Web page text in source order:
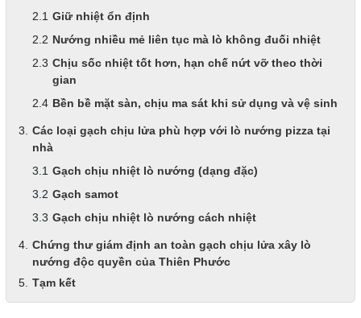
Giữ nhiệt ổn định
Nướng nhiều mẻ liên tục mà lò không đuối nhiệt
Chịu sốc nhiệt tốt hơn, hạn chế nứt vỡ theo thời
gian
Bền bề mặt sàn, chịu ma sát khi sử dụng và vệ sinh
Các loại gạch chịu lửa phù hợp với lò nướng pizza tại
nhà
Gạch chịu nhiệt lò nướng (dạng đặc)
Gạch samot
Gạch chịu nhiệt lò nướng cách nhiệt
Chứng thư giám định an toàn gạch chịu lửa xây lò
nướng độc quyền của Thiên Phước
Tạm kết